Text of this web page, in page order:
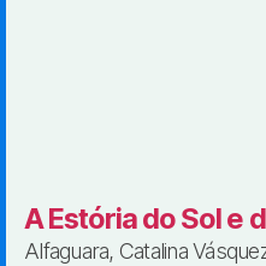
A Estória do Sol e
Alfaguara, Catalina